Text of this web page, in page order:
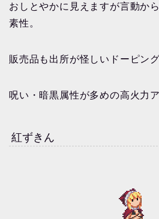
おしとやかに見えますが言動か
素性。
販売品も出所が怪しいドーピン
呪い・暗黒属性が多めの高火力
紅ずきん